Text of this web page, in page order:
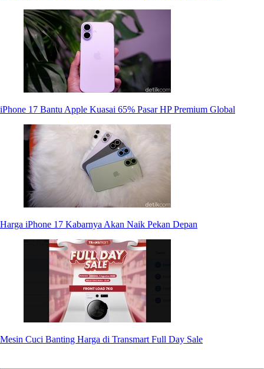
iPhone 17 Bantu Apple Kuasai 65% Pasar HP Premium Global
Harga iPhone 17 Kabarnya Akan Naik Pekan Depan
Mesin Cuci Banting Harga di Transmart Full Day Sale